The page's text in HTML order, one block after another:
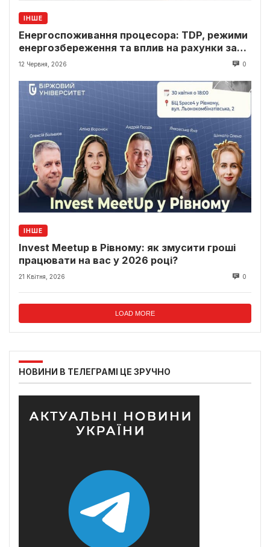
ІНШЕ
Енергоспоживання процесора: TDP, режими
енергозбереження та вплив на рахунки за
світло
12 Червня, 2026 0
ІНШЕ
Invest Meetup в Рівному: як змусити гроші
працювати на вас у 2026 році?
21 Квітня, 2026 0
LOAD MORE
НОВИНИ В ТЕЛЕГРАМІ ЦЕ ЗРУЧНО